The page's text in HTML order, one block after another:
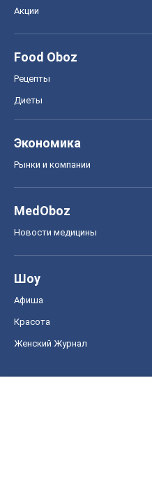
Акции
Food Oboz
Рецепты
Диеты
Экономика
Рынки и компании
MedOboz
Новости медицины
Шоу
Афиша
Красота
Женский Журнал